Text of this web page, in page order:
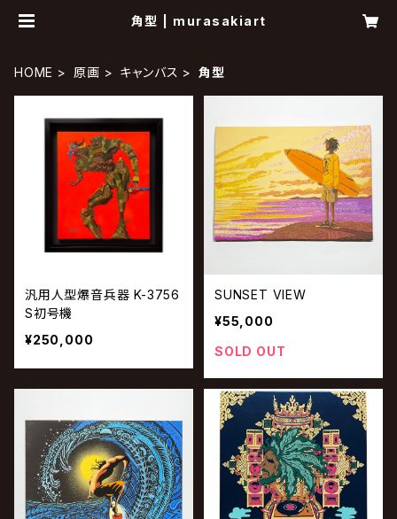
角型 | murasakiart
HOME 原画 キャンバス 角型
汎用人型爆音兵器 K-3756
S初号機
¥250,000
SUNSET VIEW
¥55,000
SOLD OUT